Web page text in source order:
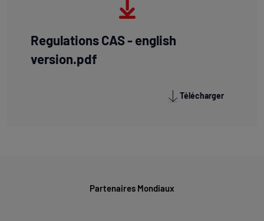
Regulations CAS - english
version.pdf
Télécharger
Partenaires Mondiaux